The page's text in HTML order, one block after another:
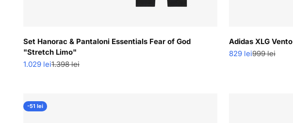
Set Hanorac & Pantaloni Essentials Fear of God
"Stretch Limo"
Pret redus
1.029 leiPret normal
1.398 lei
Adidas XLG
Pret redus
829 leiPret normal
999 lei
-51 lei